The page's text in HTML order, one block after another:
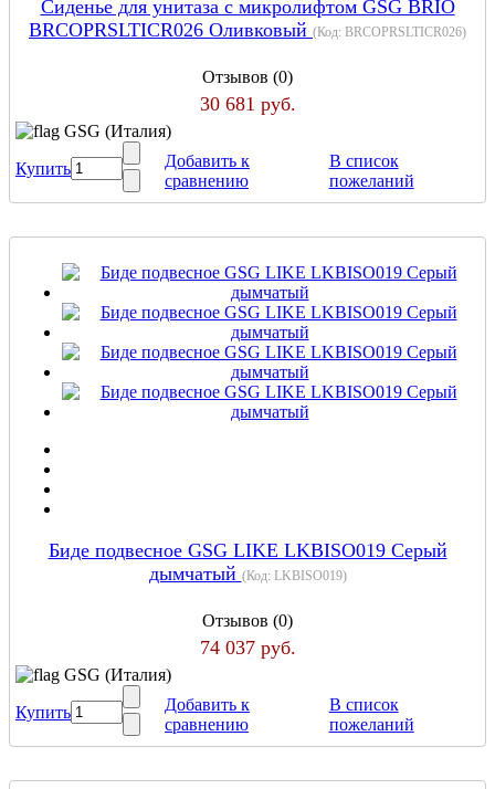
Сиденье для унитаза с микролифтом GSG BRIO
BRCOPRSLTICR026 Оливковый (Код: BRCOPRSLTICR026)
Отзывов (0)
30 681 руб.
GSG (Италия)
Купить
Добавить к
сравнению
В список
пожеланий
Биде подвесное GSG LIKE LKBISO019 Серый
дымчатый (Код: LKBISO019)
Отзывов (0)
74 037 руб.
GSG (Италия)
Купить
Добавить к
сравнению
В список
пожеланий